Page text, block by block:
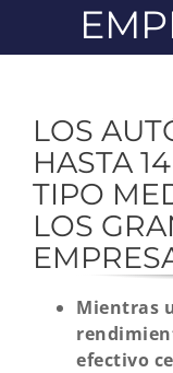
LOS
HASTA
TIPO
LOS
Mientras
efectivo